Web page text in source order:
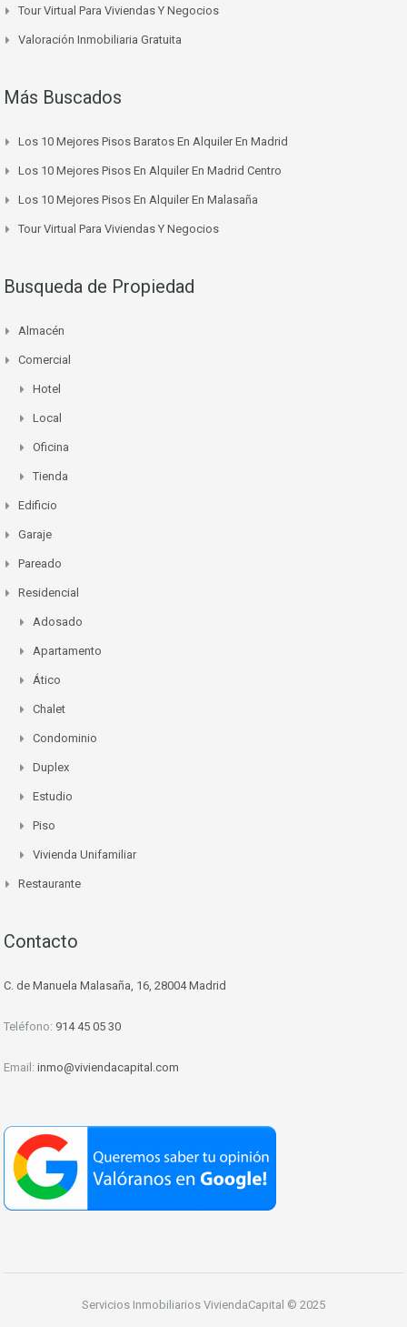
Tour Virtual Para Viviendas Y Negocios
Valoración Inmobiliaria Gratuita
Más Buscados
Los 10 Mejores Pisos Baratos En Alquiler En Madrid
Los 10 Mejores Pisos En Alquiler En Madrid Centro
Los 10 Mejores Pisos En Alquiler En Malasaña
Tour Virtual Para Viviendas Y Negocios
Busqueda de Propiedad
Almacén
Comercial
Hotel
Local
Oficina
Tienda
Edificio
Garaje
Pareado
Residencial
Adosado
Apartamento
Ático
Chalet
Condominio
Duplex
Estudio
Piso
Vivienda Unifamiliar
Restaurante
Contacto
C. de Manuela Malasaña, 16, 28004 Madrid
Teléfono: 914 45 05 30
Email: inmo@viviendacapital.com
Servicios Inmobiliarios ViviendaCapital © 2025